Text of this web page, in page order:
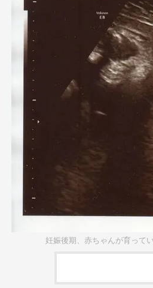
妊娠後期、赤ちゃんが育って